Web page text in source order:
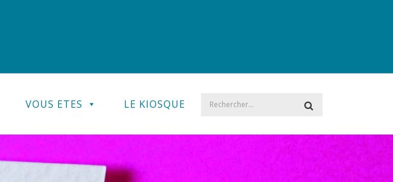
VOUS ETES LE KIOSQUE